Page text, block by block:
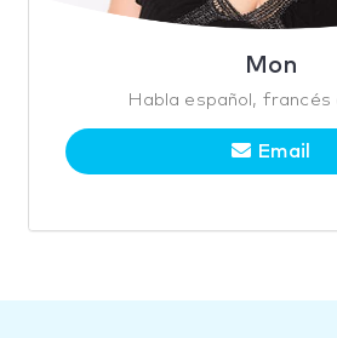
Mon
Habla español, francés
Email